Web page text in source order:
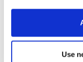
If you allow, we
Use